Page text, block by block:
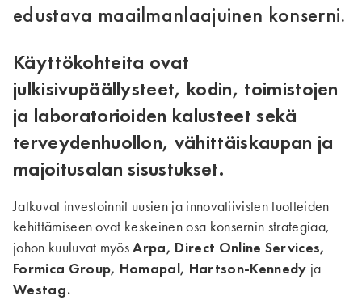
edustava maailmanlaajuinen konserni.
Käyttökohteita ovat
julkisivupäällysteet, kodin, toimistojen
ja laboratorioiden kalusteet sekä
terveydenhuollon, vähittäiskaupan ja
majoitusalan sisustukset.
Jatkuvat investoinnit uusien ja innovatiivisten tuotteiden
kehittämiseen ovat keskeinen osa konsernin strategiaa,
johon kuuluvat myösArpa, Direct Online Services,
Formica Group, Homapal, Hartson-Kennedy ja
Westag.